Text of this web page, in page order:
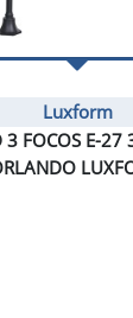
Luxform
3 FOCOS E-